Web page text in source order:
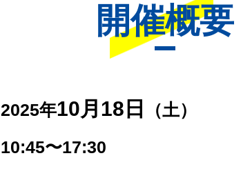
開催概要
2025年10月18日
（土）
10:45〜17:30